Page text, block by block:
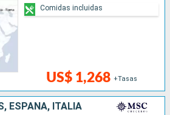
US$ 1,268 +Tasas
Comidas incluidas
ESPAÑA, ITALIA